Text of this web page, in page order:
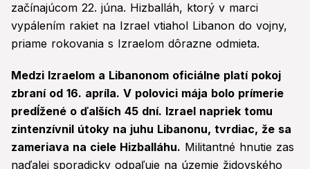
začínajúcom 22. júna. Hizballáh, ktorý v marci
vypálením rakiet na Izrael vtiahol Libanon do vojny,
priame rokovania s Izraelom dôrazne odmieta.
Medzi Izraelom a Libanonom oficiálne platí pokoj
zbraní od 16. apríla. V polovici mája bolo prímerie
predĺžené o ďalších 45 dní. Izrael napriek tomu
zintenzívnil útoky na juhu Libanonu, tvrdiac, že sa
zameriava na ciele Hizballáhu. Militantné hnutie zas
naďalej sporadicky odpaľuje na územie židovského